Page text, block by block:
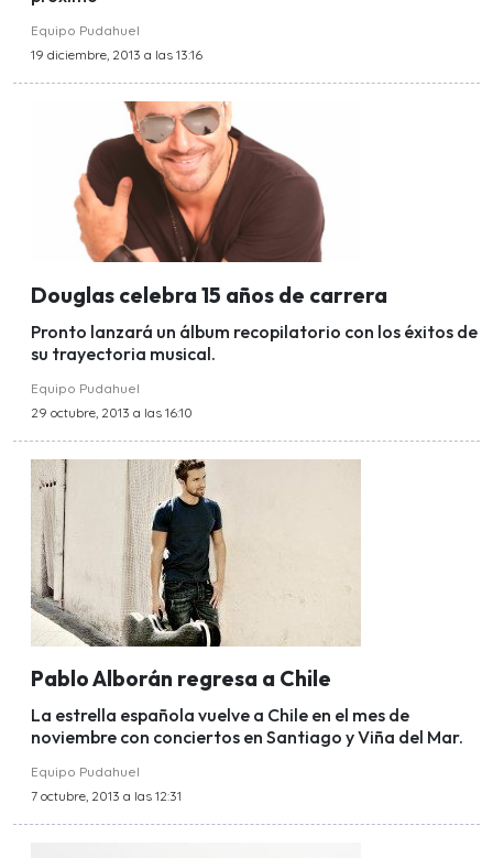
Equipo Pudahuel
19 diciembre, 2013 a las 13:16
Douglas celebra 15 años de carrera
Pronto lanzará un álbum recopilatorio con los éxitos de
su trayectoria musical.
Equipo Pudahuel
29 octubre, 2013 a las 16:10
Pablo Alborán regresa a Chile
La estrella española vuelve a Chile en el mes de
noviembre con conciertos en Santiago y Viña del Mar.
Equipo Pudahuel
7 octubre, 2013 a las 12:31